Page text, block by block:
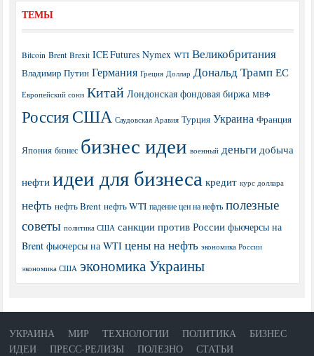
ТЕМЫ
Bitcoin Brent Brexit ICE Futures Nymex WTI Великобритания
Владимир Путин Германия Греция Доллар Дональд Трамп ЕС
Европейский союз Китай Лондонская фондовая биржа МВФ
РоссияСША Саудовская Аравия Турция Украина Франция
Япония бизнес бизнес идеи военный деньги добыча
нефти идеи для бизнеса кредит курс доллара
нефть нефть Brent нефть WTI падение цен на нефть полезные
советы политика США санкции против России фьючерсы на
Brent фьючерсы на WTI цены на нефть экономика России
экономика США экономика Украины
УКРАИНА МИР ТЕХНОЛОГИИ ПОЛИТИКА
БИЗНЕС
ИДЕИ
ПРЕСС-РЕЛИЗЫ ПОЛЕЗНО СТАТЬИ